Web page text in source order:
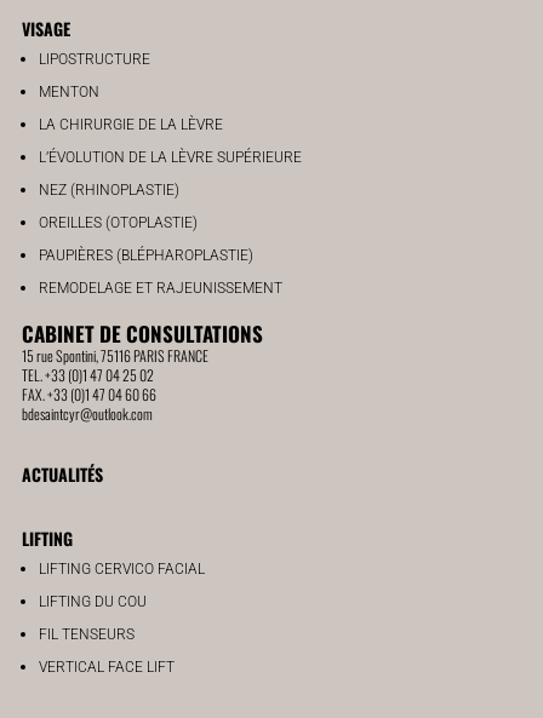
VISAGE
LIPOSTRUCTURE
MENTON
LA CHIRURGIE DE LA LÈVRE
L’ÉVOLUTION DE LA LÈVRE SUPÉRIEURE
NEZ (RHINOPLASTIE)
OREILLES (OTOPLASTIE)
PAUPIÈRES (BLÉPHAROPLASTIE)
REMODELAGE ET RAJEUNISSEMENT
CABINET DE CONSULTATIONS
15 rue Spontini, 75116 PARIS FRANCE
TEL. +33 (0)1 47 04 25 02
FAX. +33 (0)1 47 04 60 66
bdesaintcyr@outlook.com
ACTUALITÉS
LIFTING
LIFTING CERVICO FACIAL
LIFTING DU COU
FIL TENSEURS
VERTICAL FACE LIFT